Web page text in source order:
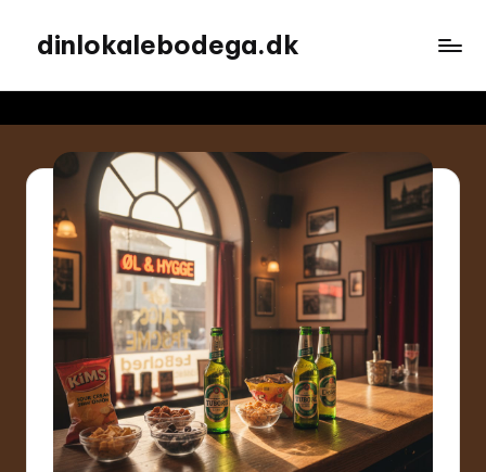
Spring
indhold
dinlokalebodega.dk